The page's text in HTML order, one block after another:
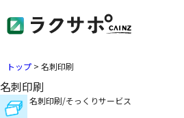
トップ > 名刺印刷
名刺印刷
名刺印刷/そっくりサービス